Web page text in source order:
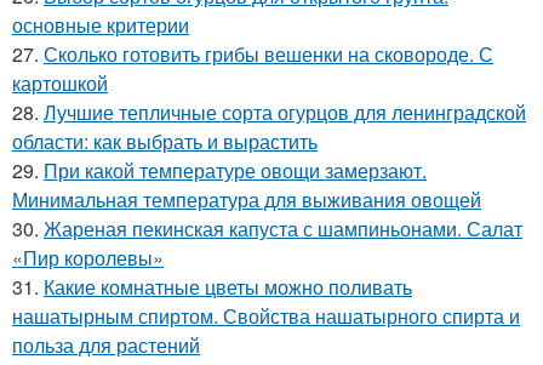
основные критерии
27. Сколько готовить грибы вешенки на сковороде. С
картошкой
28. Лучшие тепличные сорта огурцов для ленинградской
области: как выбрать и вырастить
29. При какой температуре овощи замерзают.
Минимальная температура для выживания овощей
30. Жареная пекинская капуста с шампиньонами. Салат
«Пир королевы»
31. Какие комнатные цветы можно поливать
нашатырным спиртом. Свойства нашатырного спирта и
польза для растений